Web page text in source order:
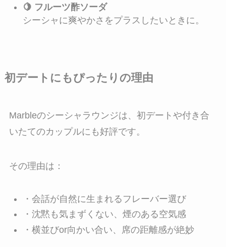
🍋 フルーツ酢ソーダ
シーシャに爽やかさをプラスしたいときに。
初デートにもぴったりの理由
Marbleのシーシャラウンジは、初デートや付き合
いたてのカップルにも好評です。
その理由は：
・会話が自然に生まれるフレーバー選び
・沈黙も気まずくない、煙のある空気感
・横並びor向かい合い、席の距離感が絶妙